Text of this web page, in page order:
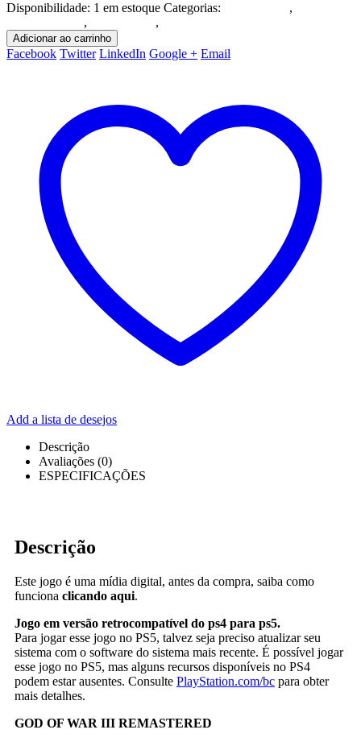
Disponibilidade: 1 em estoque Categorias:
,
, ,
Adicionar ao carrinho
Facebook Twitter LinkedIn Google + Email
Add a lista de desejos
Descrição
Avaliações (0)
ESPECIFICAÇÕES
Descrição
Este jogo é uma mídia digital, antes da compra, saiba como
funciona clicando aqui.
Jogo em versão retrocompatível do ps4 para ps5.
Para jogar esse jogo no PS5, talvez seja preciso atualizar seu
sistema com o software do sistema mais recente. É possível jogar
esse jogo no PS5, mas alguns recursos disponíveis no PS4
podem estar ausentes. Consulte PlayStation.com/bc para obter
mais detalhes.
GOD OF WAR III REMASTERED